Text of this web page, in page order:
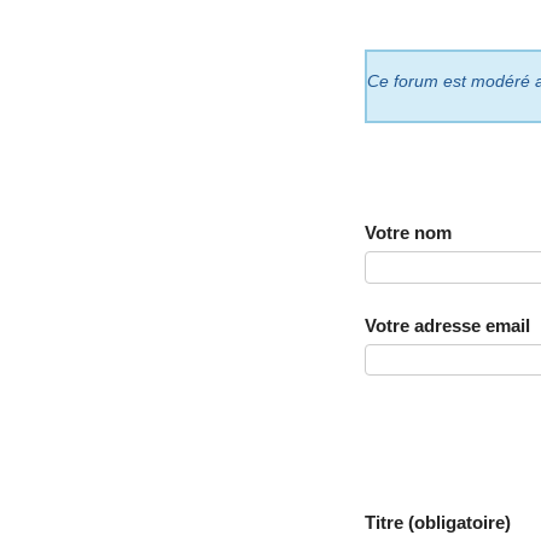
Ce forum est modéré
Votre nom
Votre adresse email
Titre (obligatoire)